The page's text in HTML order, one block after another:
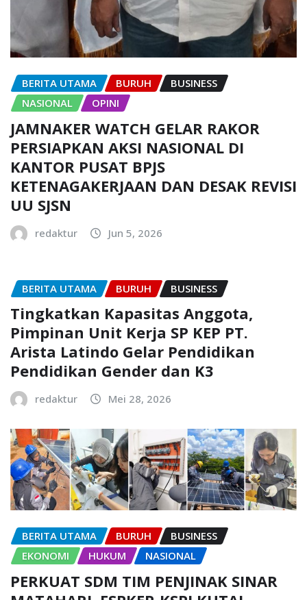
BERITA UTAMA BURUH
BUSINESS
NASIONAL
OPINI
JAMNAKER WATCH GELAR RAKOR
PERSIAPKAN AKSI NASIONAL DI
KANTOR PUSAT BPJS
KETENAGAKERJAAN DAN DESAK REVISI
UU SJSN
redaktur Jun 5, 2026
BERITA UTAMA BURUH BUSINESS
Tingkatkan Kapasitas Anggota,
Pimpinan Unit Kerja SP KEP PT.
Arista Latindo Gelar Pendidikan
Pendidikan Gender dan K3
redaktur Mei 28, 2026
BERITA UTAMA BURUH
BUSINESS
EKONOMI
HUKUM NASIONAL
PERKUAT SDM TIM PENJINAK SINAR